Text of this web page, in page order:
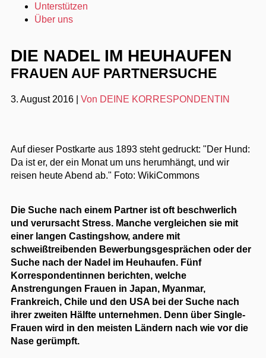
Unterstützen
Über uns
DIE NADEL IM HEUHAUFEN
FRAUEN AUF PARTNERSUCHE
3. August 2016 Von DEINE KORRESPONDENTIN
Auf dieser Postkarte aus 1893 steht gedruckt: "Der Hund:
Da ist er, der ein Monat um uns herumhängt, und wir
reisen heute Abend ab." Foto: WikiCommons
Die Suche nach einem Partner ist oft beschwerlich
und verursacht Stress. Manche vergleichen sie mit
einer langen Castingshow, andere mit
schweißtreibenden Bewerbungsgesprächen oder der
Suche nach der Nadel im Heuhaufen. Fünf
Korrespondentinnen berichten, welche
Anstrengungen Frauen in Japan, Myanmar,
Frankreich, Chile und den USA bei der Suche nach
ihrer zweiten Hälfte unternehmen. Denn über Single-
Frauen wird in den meisten Ländern nach wie vor die
Nase gerümpft.